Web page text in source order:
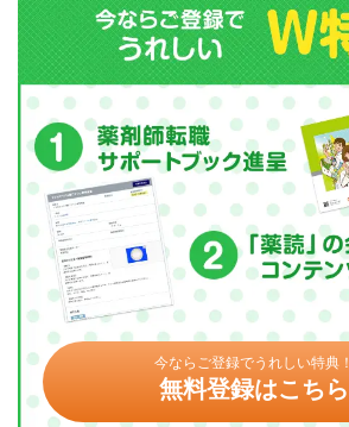
今ならご登録でうれしい特典！
無料登録はこちら